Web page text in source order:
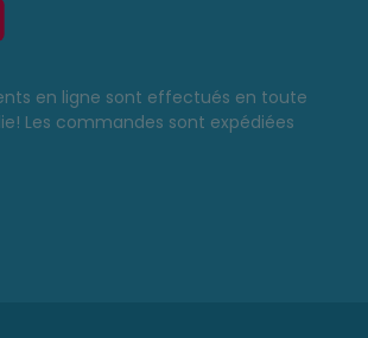
en ligne sont effectués en toute
Les commandes sont expédiées